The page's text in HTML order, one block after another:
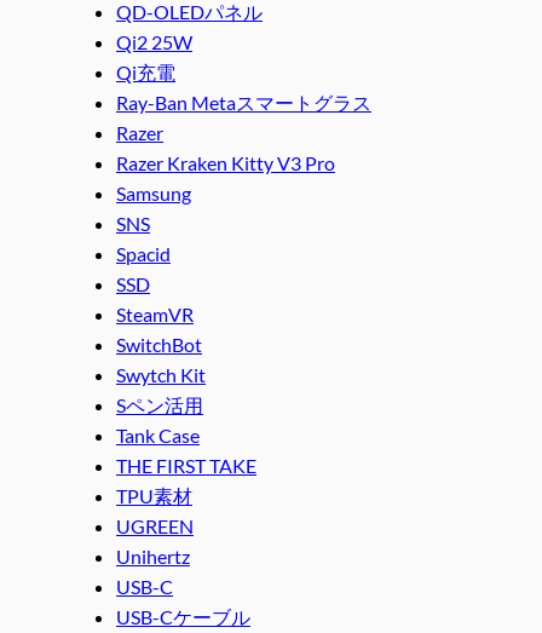
QD-OLEDパネル
Qi2 25W
Qi充電
Ray-Ban Metaスマートグラス
Razer
Razer Kraken Kitty V3 Pro
Samsung
SNS
Spacid
SSD
SteamVR
SwitchBot
Swytch Kit
Sペン活用
Tank Case
THE FIRST TAKE
TPU素材
UGREEN
Unihertz
USB-C
USB-Cケーブル